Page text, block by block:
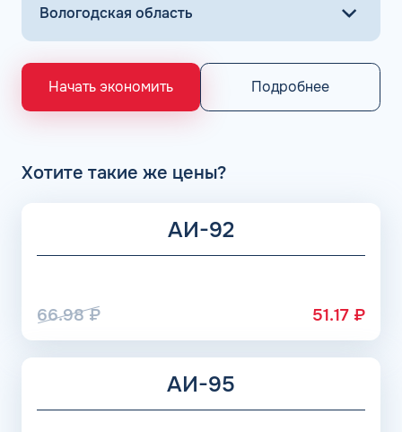
Основными поставщиками для АЗС Flash являются
выпускающие лучшее топливо в стране экологического
класса Евро 5: ООО «Газпром добыча Астрахань» ПАО
«Газпром», Рязанский НПЗ, Саратовский НПЗ, Уфимский
НПЗ группы Роснефть. АЗС Flash и АГЗС компании
Начать экономить Подробнее
Хотите такие же цены?
АИ-92
66.98₽ 51.17 ₽
АИ-95